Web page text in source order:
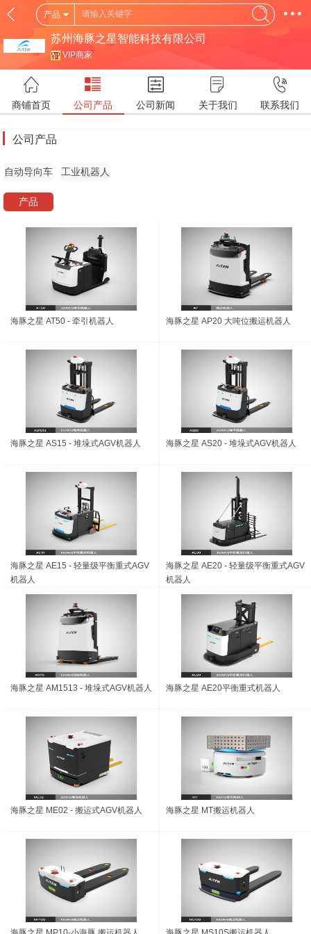
产品
苏州海豚之星智能科技有限公司
VIP商家
商铺首页 公司产品 公司新闻 关于我们 联系我们
公司产品
自动导向车 工业机器人
产品
海豚之星 AT50 - 牵引机器人 海豚之星 AP20 大吨位搬运机器人
海豚之星 AS15 - 堆垛式AGV机器人 海豚之星 AS20 - 堆垛式AGV机器人
海豚之星 AE15 - 轻量级平衡重式AGV
机器人
海豚之星 AE20 - 轻量级平衡重式AGV
机器人
海豚之星 AM1513 - 堆垛式AGV机器人 海豚之星 AE20平衡重式机器人
海豚之星 ME02 - 搬运式AGV机器人 海豚之星 MT搬运机器人